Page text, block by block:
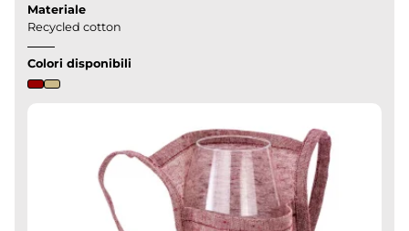
Materiale
Recycled cotton
Colori disponibili